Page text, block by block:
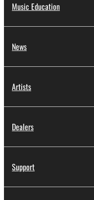
Music Education
News
Artists
Dealers
Support